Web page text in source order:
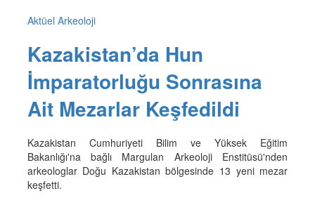
Aktüel Arkeoloji
Kazakistan’da Hun
İmparatorluğu Sonrasına
Ait Mezarlar Keşfedildi
Kazakistan Cumhuriyeti Bilim ve Yüksek Eğitim
Bakanlığı'na bağlı Margulan Arkeoloji Enstitüsü'nden
arkeologlar Doğu Kazakistan bölgesinde 13 yeni mezar
keşfetti.